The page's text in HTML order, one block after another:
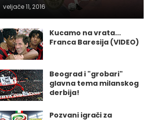
veljače 11, 2016
Kucamo na vrata...
Franca Baresija (VIDEO)
Beograd i "grobari"
glavna tema milanskog
derbija!
Pozvani igrači za